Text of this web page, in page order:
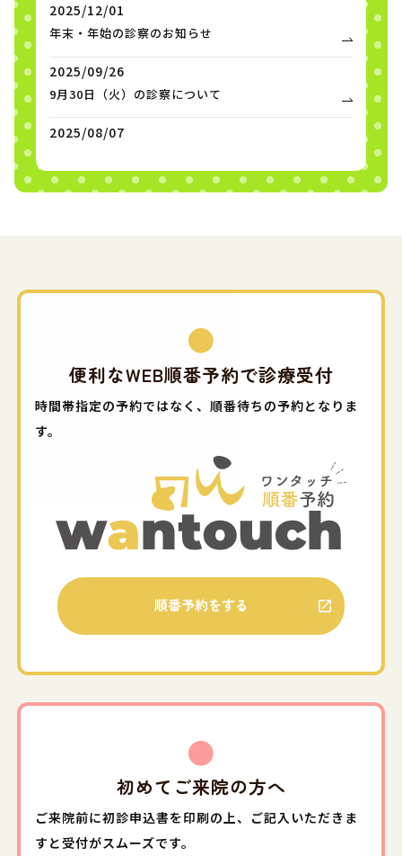
2025/12/01
年末・年始の診察のお知らせ
2025/09/26
9月30日（火）の診察について
2025/08/07
2025/03/25
年末・年始の診察のお知らせ
病院駐車場前の歩道の工事のお知らせ
夏季の臨時休診について
ヨネダ動物病院のホームページをリニューア
便利なWEB順番予約で診療受付
時間帯指定の予約ではなく、順番待ちの予約となりま
す。
順番予約をする
初めてご来院の方へ
ご来院前に初診申込書を印刷の上、ご記入いただきま
すと受付がスムーズです。